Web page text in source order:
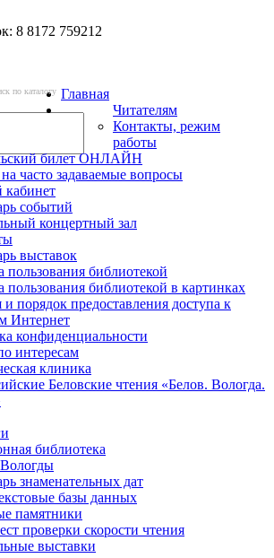
8 8172 759212
по каталогу Главная
Читателям
Контакты, режим
работы
билет ОНЛАЙН
часто задаваемые вопросы
событий
концертный зал
выставок
пользования библиотекой
пользования библиотекой в картинках
и порядок предоставления доступа к
Интернет
конфиденциальности
интересам
клиника
Беловские чтения «Белов. Вологда.
библиотека
знаменательных дат
базы данных
памятники
проверки скорости чтения
выставки